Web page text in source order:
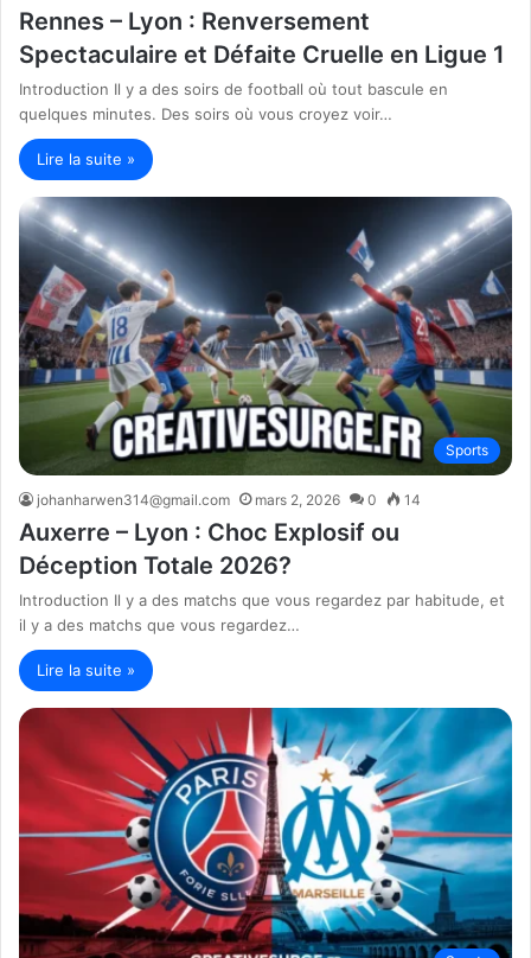
Rennes – Lyon : Renversement
Spectaculaire et Défaite Cruelle en Ligue 1
Introduction Il y a des soirs de football où tout bascule en
quelques minutes. Des soirs où vous croyez voir…
Lire la suite »
Sports
johanharwen314@gmail.com mars 2, 2026 0 14
Auxerre – Lyon : Choc Explosif ou
Déception Totale 2026?
Introduction Il y a des matchs que vous regardez par habitude, et
il y a des matchs que vous regardez…
Lire la suite »